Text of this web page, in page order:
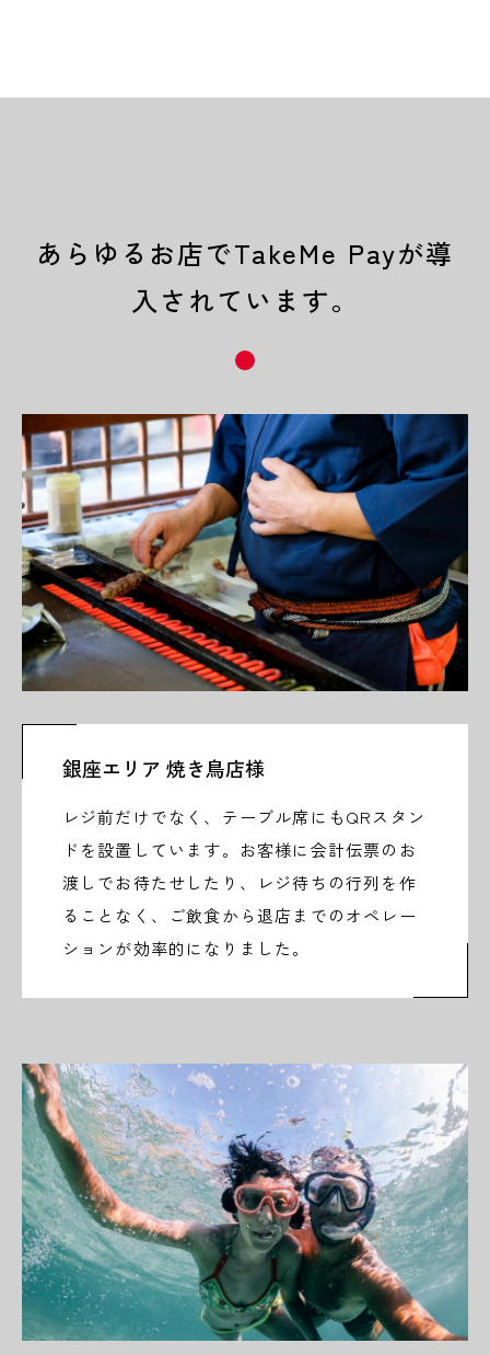
あらゆるお店でTakeMe Payが導
入されています。
銀座エリア 焼き鳥店様
レジ前だけでなく、テーブル席にもQRスタン
ドを設置しています。お客様に会計伝票のお
渡しでお待たせしたり、レジ待ちの行列を作
ることなく、ご飲食から退店までのオペレー
ションが効率的になりました。